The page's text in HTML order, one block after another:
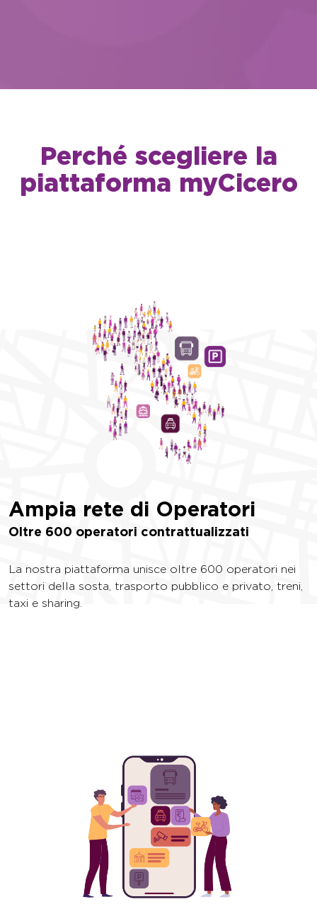
Perché scegliere la
piattaforma myCicero
Ampia rete di Operatori
Oltre 600 operatori contrattualizzati
La nostra piattaforma unisce oltre 600 operatori nei
settori della sosta, trasporto pubblico e privato, treni,
taxi e sharing.